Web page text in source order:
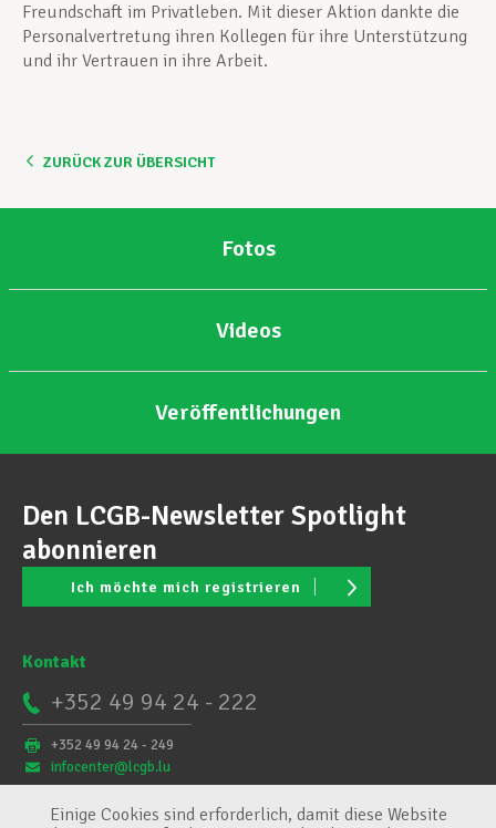
Freundschaft im Privatleben. Mit dieser Aktion dankte die
Personalvertretung ihren Kollegen für ihre Unterstützung
und ihr Vertrauen in ihre Arbeit.
ZURÜCK ZUR ÜBERSICHT
Fotos
Videos
Veröffentlichungen
Den LCGB-Newsletter Spotlight
abonnieren
Ich möchte mich registrieren
Kontakt
+352 49 94 24 - 222
+352 49 94 24 - 249
infocenter@lcgb.lu
Einige Cookies sind erforderlich, damit diese Website